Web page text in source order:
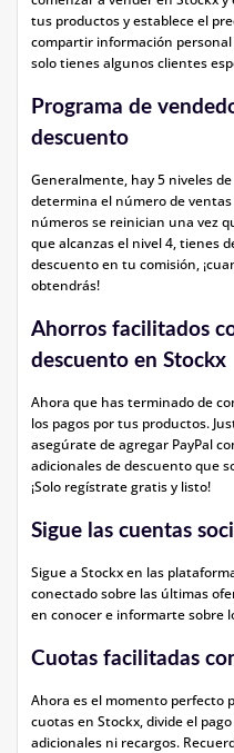
tus productos y establece el
compartir información
solo tienes algunos clientes
Programa de
descuento
Generalmente, hay 5 niveles
determina el número de
números se reinician una vez
que alcanzas el nivel 4, tienes
descuento en tu comisión,
obtendrás!
Ahorros facilitados
descuento en Stockx
Ahora que has terminado de
los pagos por tus productos.
asegúrate de agregar PayPal
adicionales de descuento que
¡Solo regístrate gratis y listo!
Sigue las cuentas
Sigue a Stockx en las
conectado sobre las últimas
en conocer e informarte sobre
Cuotas facilitadas
Ahora es el momento perfecto
cuotas en Stockx, divide el
adicionales ni recargos.